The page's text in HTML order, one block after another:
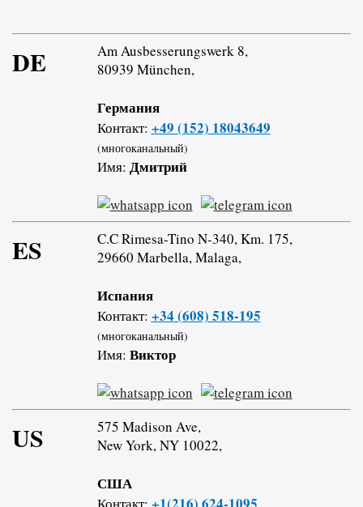
DE
Am Ausbesserungswerk 8,
80939 München,
Германия
Контакт: +49 (152) 18043649
(многоканальный)
Имя: Дмитрий
ES
C.C Rimesa-Tino N-340, Km. 175,
29660 Marbella, Malaga,
Испания
Контакт: +34 (608) 518-195
(многоканальный)
Имя: Виктор
US
575 Madison Ave,
New York, NY 10022,
США